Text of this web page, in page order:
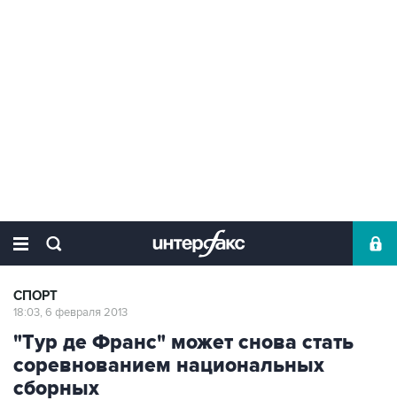
СПОРТ
18:03, 6 февраля 2013
"Тур де Франс" может снова стать
соревнованием национальных
сборных